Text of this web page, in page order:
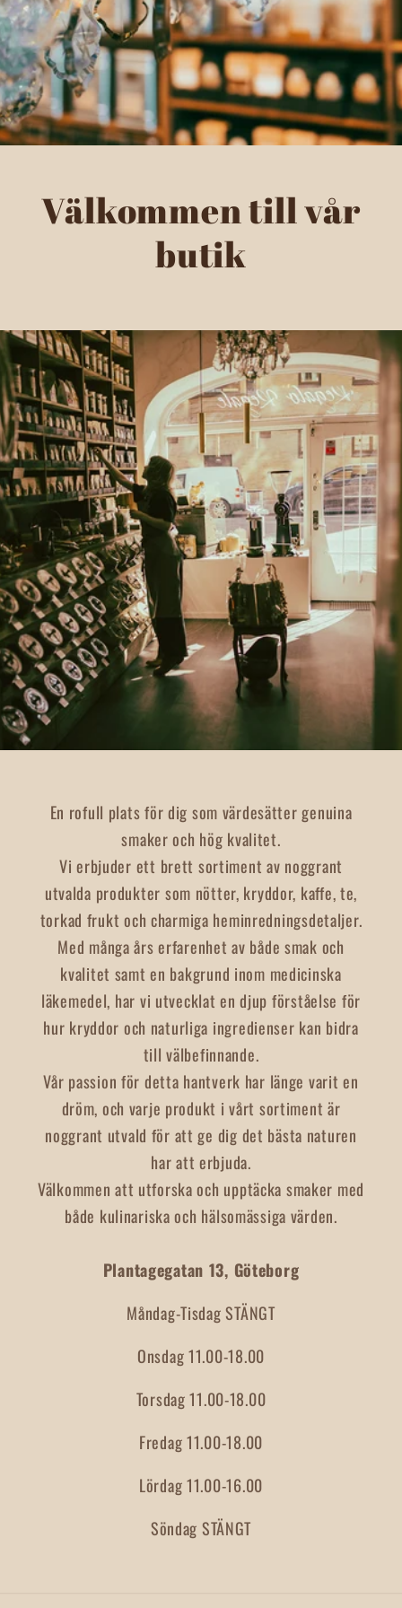
Välkommen till vår
butik
En rofull plats för dig som värdesätter genuina
smaker och hög kvalitet.
Vi erbjuder ett brett sortiment av noggrant
utvalda produkter som nötter, kryddor, kaffe, te,
torkad frukt och charmiga heminredningsdetaljer.
Med många års erfarenhet av både smak och
kvalitet samt en bakgrund inom medicinska
läkemedel, har vi utvecklat en djup förståelse för
hur kryddor och naturliga ingredienser kan bidra
till välbefinnande.
Vår passion för detta hantverk har länge varit en
dröm, och varje produkt i vårt sortiment är
noggrant utvald för att ge dig det bästa naturen
har att erbjuda.
Välkommen att utforska och upptäcka smaker med
både kulinariska och hälsomässiga värden.
Plantagegatan 13, Göteborg
Måndag-Tisdag STÄNGT
Onsdag 11.00-18.00
Torsdag 11.00-18.00
Fredag 11.00-18.00
Lördag 11.00-16.00
Söndag STÄNGT